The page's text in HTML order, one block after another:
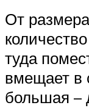
От
туда
вмещает в
большая –